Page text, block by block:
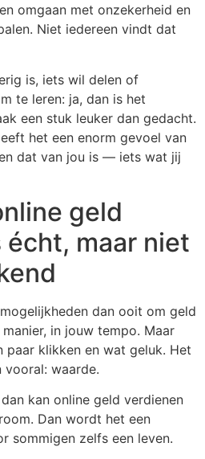
omgaan met onzekerheid en
Niet iedereen vindt dat
is, iets wil delen of
te leren: ja, dan is het
een stuk leuker dan gedacht.
het een enorm gevoel van
dat van jou is — iets wat jij
geld
maar niet
dan ooit om geld
in jouw tempo. Maar
paar klikken en wat geluk. Het
waarde.
kan online geld verdienen
Dan wordt het een
sommigen zelfs een leven.